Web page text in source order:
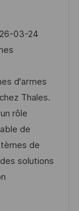
03-24
d'armes
Thales.
rôle
de
de
solutions